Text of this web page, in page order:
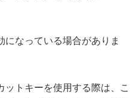
なっている場合がありま
トキーを使用する際は、こ